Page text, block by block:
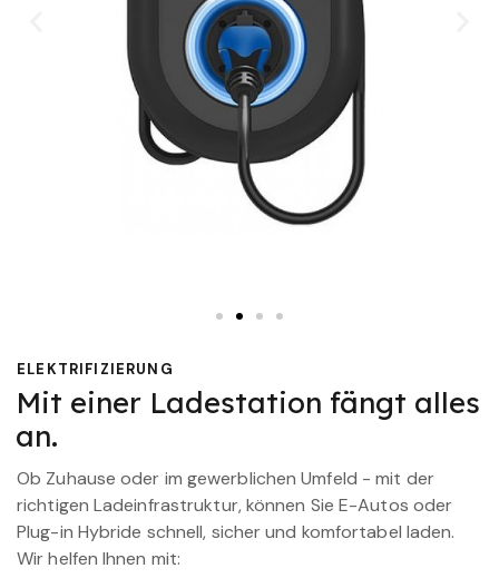
ELEKTRIFIZIERUNG
Mit einer Ladestation fängt alles
an.
Ob Zuhause oder im gewerblichen Umfeld - mit der
richtigen Ladeinfrastruktur, können Sie E-Autos oder
Plug-in Hybride schnell, sicher und komfortabel laden.
Wir helfen Ihnen mit: